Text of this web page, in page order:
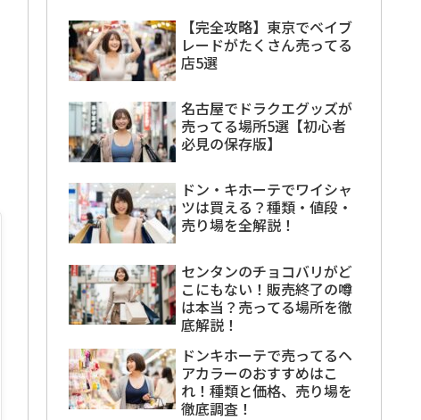
【完全攻略】東京でベイブ
レードがたくさん売ってる
店5選
名古屋でドラクエグッズが
売ってる場所5選【初心者
必見の保存版】
ドン・キホーテでワイシャ
ツは買える？種類・値段・
売り場を全解説！
センタンのチョコバリがど
こにもない！販売終了の噂
は本当？売ってる場所を徹
底解説！
ドンキホーテで売ってるヘ
アカラーのおすすめはこ
れ！種類と価格、売り場を
徹底調査！